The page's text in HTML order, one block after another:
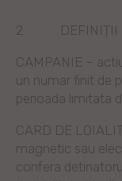
2. DEFINIȚII
CAMPANIE –
un numar finit de
perioada limitata
CARD DE
magnetic sau
confera